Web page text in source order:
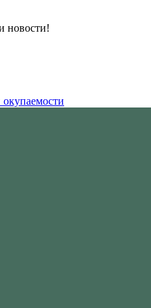
новости!
окупаемости